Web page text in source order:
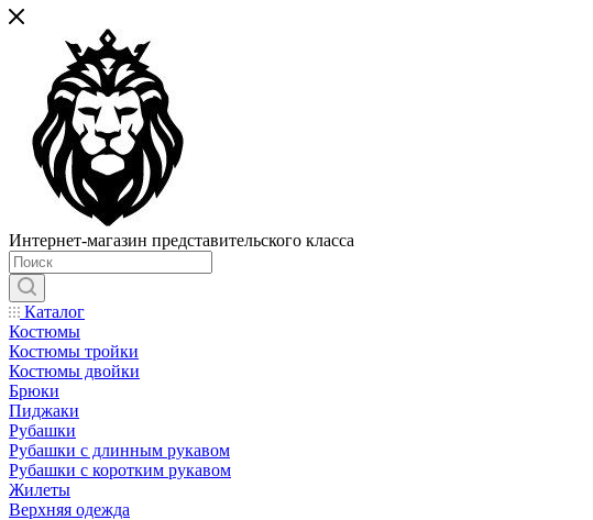
Интернет-магазин представительского класса
Каталог
Костюмы
Костюмы тройки
Костюмы двойки
Брюки
Пиджаки
Рубашки
Рубашки с длинным рукавом
Рубашки с коротким рукавом
Жилеты
Верхняя одежда